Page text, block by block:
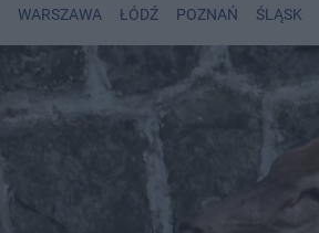
WARSZAWA ŁÓDŹ POZNAŃ ŚLĄSK